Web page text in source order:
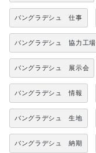
バングラデシュ 仕事
バングラデシュ 協力工場
バングラデシュ 展示会
バングラデシュ 情報
バングラデシュ 生地
バングラデシュ 納期